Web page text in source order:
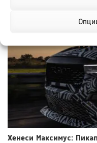
НИКОЛА
Хенеси Максимус: